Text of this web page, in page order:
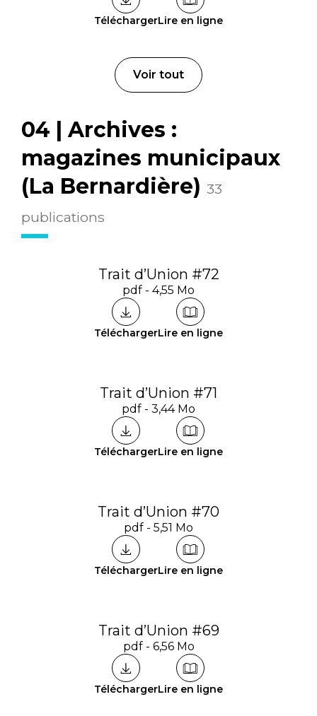
TéléchargerLire en ligne
Voir tout
04 | Archives :
magazines municipaux
(La Bernardière) 33
publications
Trait d’Union #72
pdf - 4,55 Mo
TéléchargerLire en ligne
Trait d’Union #71
pdf - 3,44 Mo
TéléchargerLire en ligne
Trait d’Union #70
pdf - 5,51 Mo
TéléchargerLire en ligne
Trait d’Union #69
pdf - 6,56 Mo
TéléchargerLire en ligne